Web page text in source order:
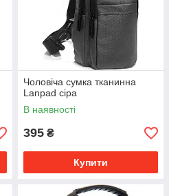
Чоловіча сумка тканинна
Lanpad сіра
В наявності
395 ₴
Купити